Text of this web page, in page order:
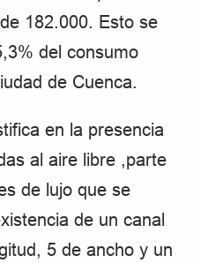
182.000. Esto se
del consumo
de Cuenca.
en la presencia
al aire libre ,parte
de lujo que se
de un canal
5 de ancho y un